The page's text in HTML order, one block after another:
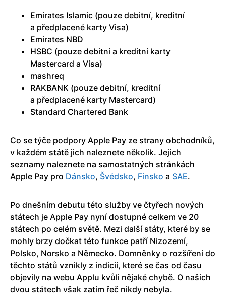
Emirates Islamic (pouze debitní, kreditní
a předplacené karty Visa)
Emirates NBD
HSBC (pouze debitní a kreditní karty
Mastercard a Visa)
mashreq
RAKBANK (pouze debitní, kreditní
a předplacené karty Mastercard)
Standard Chartered Bank
Co se týče podpory Apple Pay ze strany obchodníků,
v každém státě jich naleznete několik. Jejich
seznamy naleznete na samostatných stránkách
Apple Pay pro Dánsko, Švédsko, Finsko a SAE.
Po dnešním debutu této služby ve čtyřech nových
státech je Apple Pay nyní dostupné celkem ve 20
státech po celém světě. Mezi další státy, které by se
mohly brzy dočkat této funkce patří Nizozemí,
Polsko, Norsko a Německo. Domněnky o rozšíření do
těchto států vznikly z indicií, které se čas od času
objevily na webu Applu kvůli nějaké chybě. O našich
dvou státech však zatím řeč nikdy nebyla.